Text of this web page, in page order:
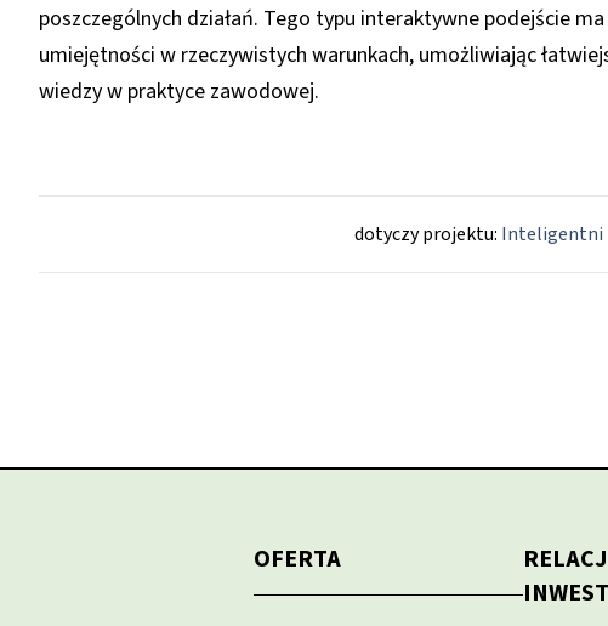
poszczególnych działań. Tego typu interaktywne podejście
umiejętności w rzeczywistych warunkach, umożliwiając
wiedzy w praktyce zawodowej.
dotyczy projektu: Inteligentni
OFERTA